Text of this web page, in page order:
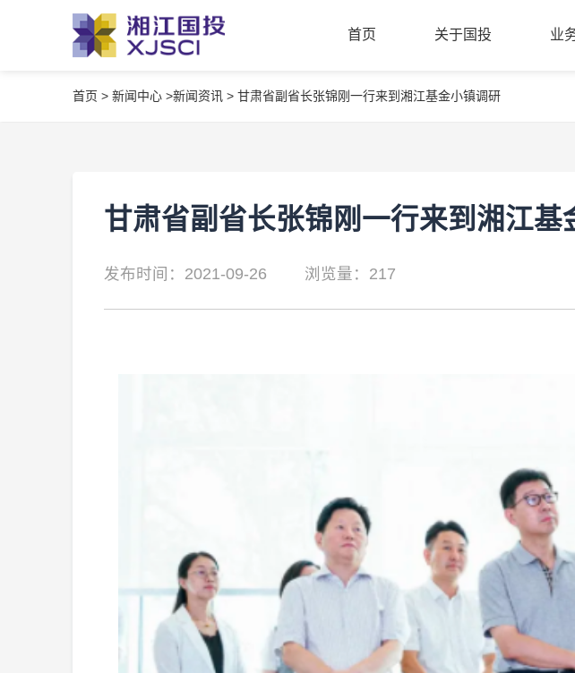
首页
首页
关于国投
关于国投
公司简介
业
商
首页 > 新闻中心 >新闻资讯 > 甘肃省副省长张锦刚一行来到湘江基金小镇调研
甘肃省副省长张锦刚一行来到湘江基
发布时间：2021-09-26 浏览量：217